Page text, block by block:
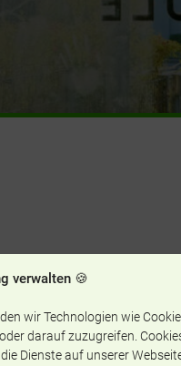
verwalten 🍪
wir Technologien wie
darauf zuzugreifen.
Dienste auf unserer